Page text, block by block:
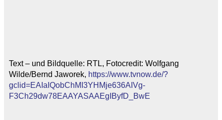
Text – und Bildquelle: RTL, Fotocredit: Wolfgang
Wilde/Bernd Jaworek, https://www.tvnow.de/?
gclid=EAIaIQobChMI3YHMje636AIVg-
F3Ch29dw78EAAYASAAEgIByfD_BwE